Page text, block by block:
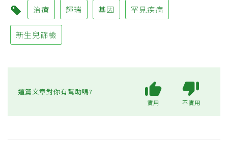
治療 輝瑞 基因 罕見疾病
新生兒篩檢
這篇文章對你有幫助嗎?
實用 不實用